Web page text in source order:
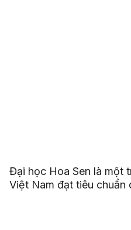
Đại học Hoa Sen là một
Việt Nam đạt tiêu chuẩn